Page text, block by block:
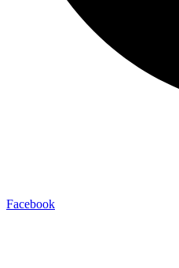
Facebook